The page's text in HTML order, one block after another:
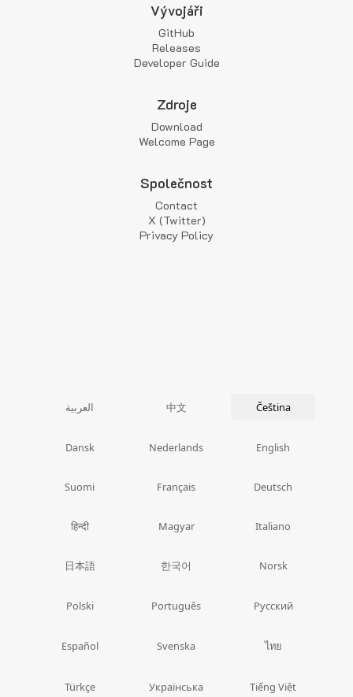
Vývojáři
GitHub
Releases
Developer Guide
Zdroje
Download
Welcome Page
Společnost
Contact
X (Twitter)
Privacy Policy
العربية 中文 Čeština
Dansk Nederlands English
Suomi Français Deutsch
हिन्दी Magyar Italiano
日本語 한국어 Norsk
Polski Português Русский
Español Svenska ไทย
Türkçe Українська Tiếng Việt